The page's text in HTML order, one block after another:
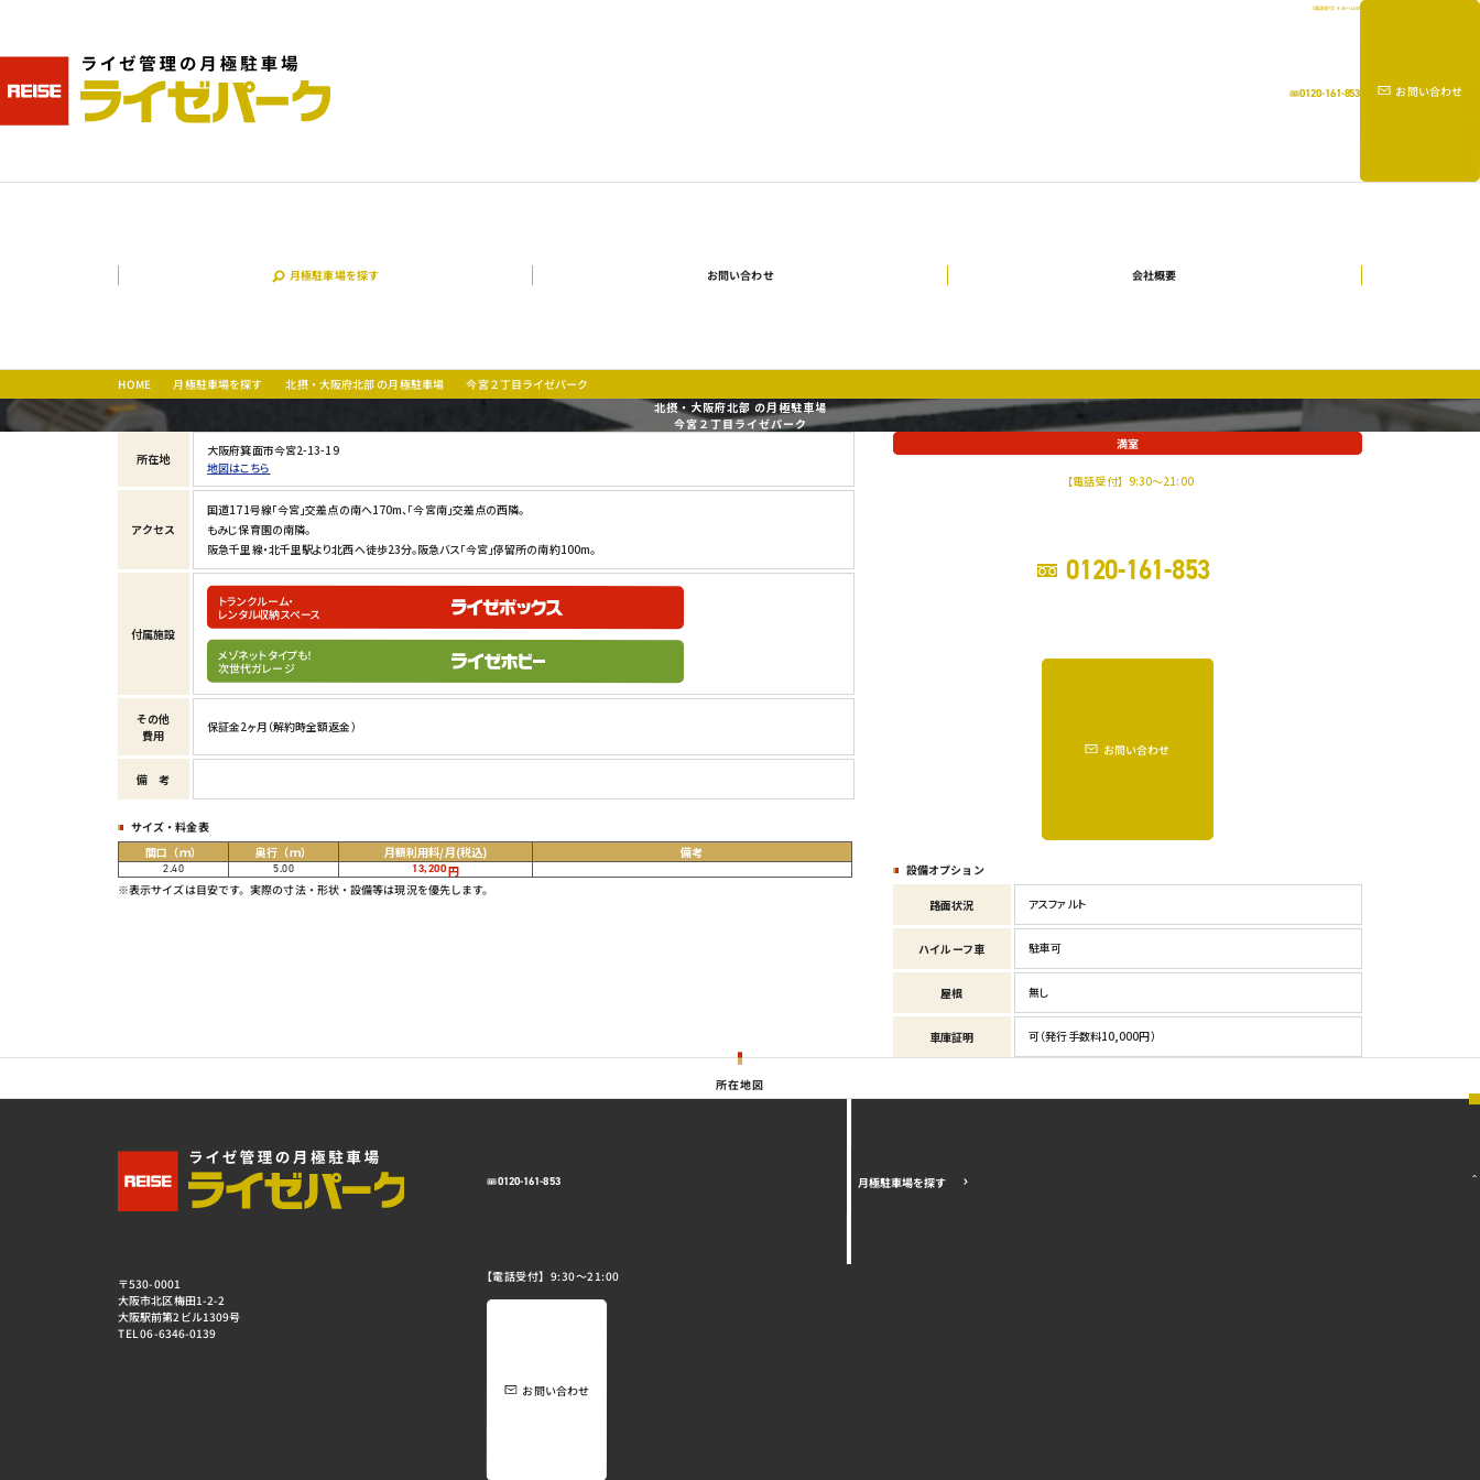
【電話受付】9:30～21:00
0120-161-853 お問い合わせ
月極駐車場を探す お問い合わせ 会社概要
HOME 月極駐車場を探す 北摂・大阪府北部 の月極駐車場 今宮２丁目ライゼパーク
北摂・大阪府北部 の月極駐車場
今宮２丁目ライゼパーク
所在地
大阪府箕面市今宮2-13-19
地図はこちら
アクセス
国道171号線「今宮」交差点の南へ170m、「今宮南」交差点の西隣。
もみじ保育園の南隣。
阪急千里線・北千里駅より北西へ徒歩23分。阪急バス「今宮」停留所の南約100m。
付属施設
トランクルーム・
レンタル収納スペース
メゾネットタイプも！
次世代ガレージ
その他
費用
保証金2ヶ月（解約時全額返金）
備考
サイズ・料金表
間口 （ｍ） 奥行 （ｍ） 月額利用料/月(税込) 備考
2.40 5.00 13,200円
※表示サイズは目安です。実際の寸法・形状・設備等は現況を優先します。
満室
【電話受付】9:30～21:00
0120-161-853
お問い合わせ
設備オプション
路面状況 アスファルト
ハイルーフ車 駐車可
屋根 無し
車庫証明 可（発行手数料10,000円）
所在地図
〒530-0001
大阪市北区梅田1-2-2
大阪駅前第2ビル1309号
TEL 06-6346-0139
0120-161-853
【電話受付】9:30～21:00
お問い合わせ
月極駐車場を探す